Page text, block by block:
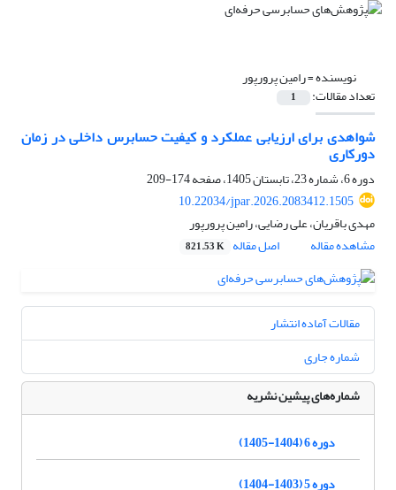
نویسنده =رامین پرورپور
تعداد مقالات: 1
شواهدی برای ارزیابی عملکرد و کیفیت حسابرس داخلی در زمان
دورکاری
دوره 6، شماره 23، تابستان 1405، صفحه
174-209
10.22034/jpar.2026.2083412.1505
مهدی باقریان، علی رضایی، رامین پرورپور
مشاهده مقاله
اصل مقاله 821.53 K
مقالات آماده انتشار
شماره جاری
شماره‌های پیشین نشریه
دوره 6 (1404-1405)
دوره 5 (1403-1404)